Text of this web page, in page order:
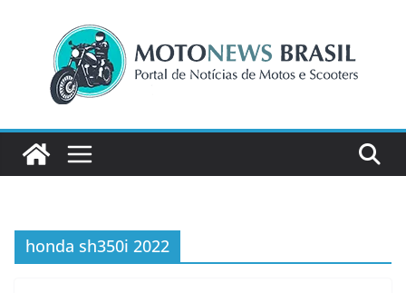
conteúdo
honda sh350i 2022